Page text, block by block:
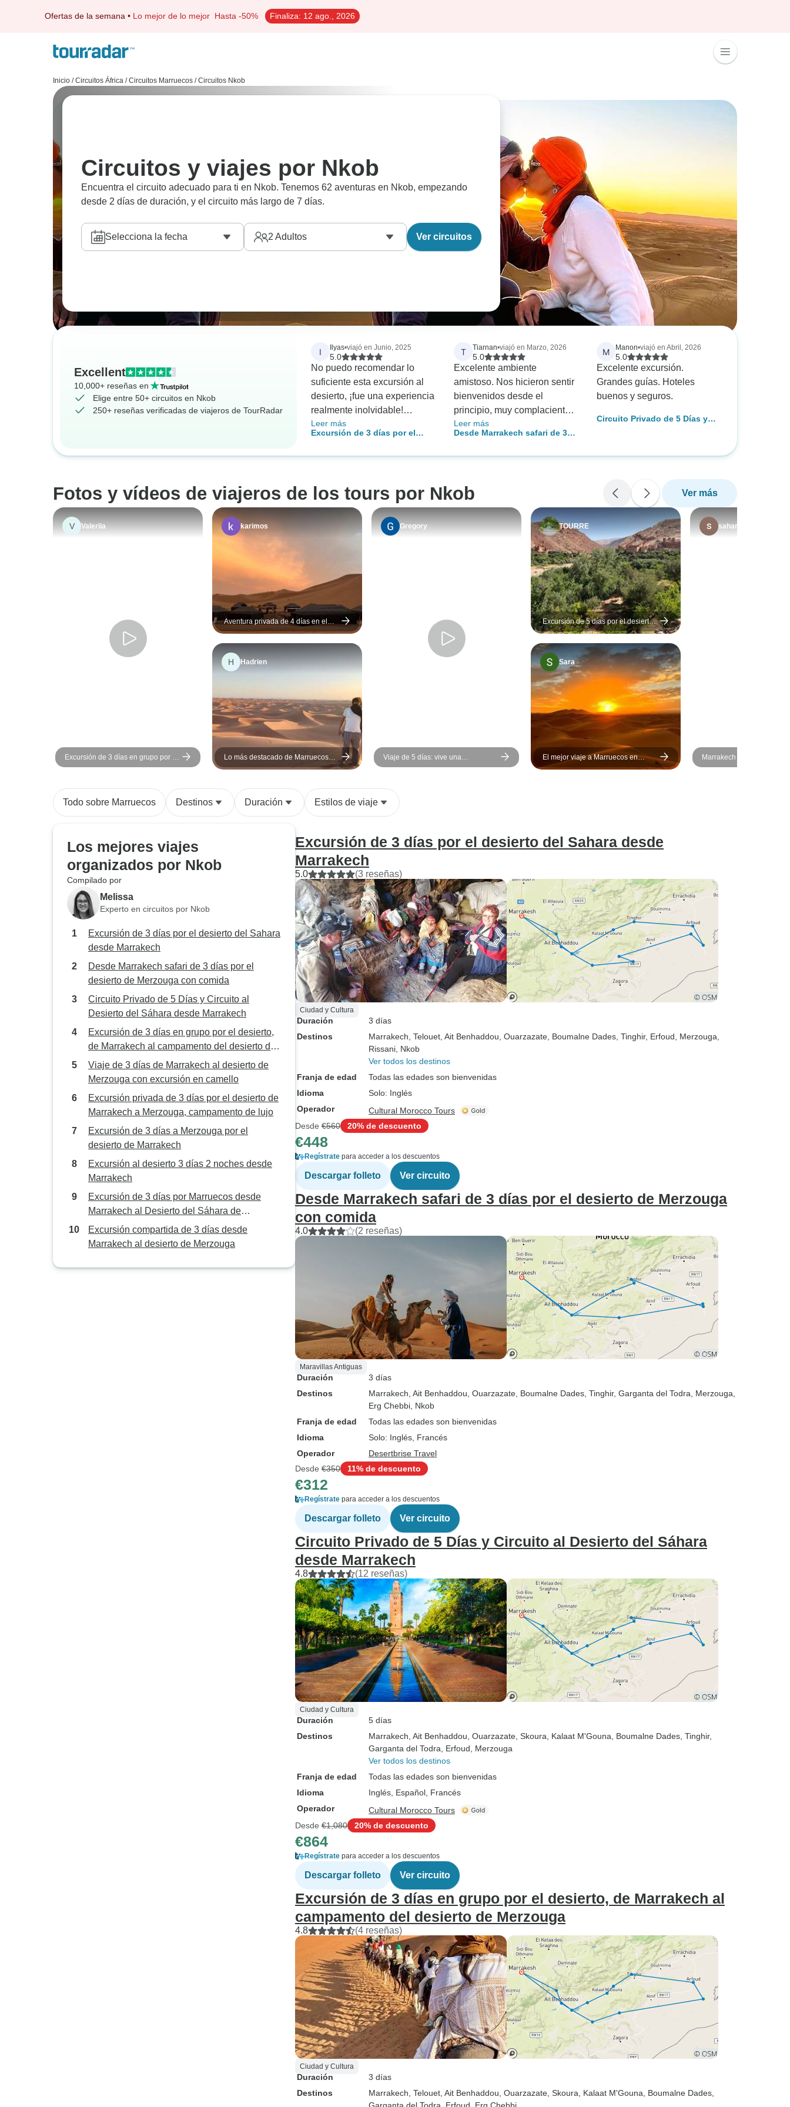
Ofertas de la semana • Lo mejor de lo mejor Hasta -50% Finaliza: 12 ago., 2026
Inicio / Circuitos África / Circuitos Marruecos / Circuitos Nkob
Circuitos y viajes por Nkob
Encuentra el circuito adecuado para ti en Nkob. Tenemos 62 aventuras en Nkob, empezando
desde 2 días de duración, y el circuito más largo de 7 días.
Selecciona la fecha 2 Adultos Ver circuitos
Excellent
10,000+ reseñas en
Elige entre 50+ circuitos en Nkob
250+ reseñas verificadas de viajeros de TourRadar
I Ilyas•viajó en Junio, 2025
5.0
No puedo recomendar lo
suficiente esta excursión al
desierto, ¡fue una experiencia
realmente inolvidable!
Yassine, nuestro guía, fue
excepcionalmente amable,
asegurarse de que todos los
aspectos del viaje superaran
nuestras expectativas. El
estuvo perfectamente
equilibrio perfecto de tiempo
para explorar, aprender y
sumergirnos de verdad en la
belleza de los paisajes del
desierto y las montañas. Si
Tours es la mejor opción...
Leer más
Excursión de 3 días por el
Marrakech
T Tiarnan•viajó en Marzo, 2026
5.0
Excelente ambiente
amistoso. Nos hicieron sentir
bienvenidos desde el
principio, muy complacientes
con nosotros a lo largo de los
días. Mostró puntos de vista
Leer más
Desde Marrakech safari de 3
Merzouga con comida
M Manon•viajó en Abril, 2026
5.0
Excelente excursión.
Grandes guías. Hoteles
buenos y seguros.
Circuito Privado de 5 Días y
Fotos y vídeos de viajeros de los tours por Nkob Ver más
V Valeriia
Excursión de 3 días en grupo por el
desierto, de Marrakech al
Merzouga
karimos
Aventura privada de 4 días en el
desierto: de Marrakech a las Dunas
de Merzouga
H Hadrien
Lo más destacado de Marruecos
Tour privado de 6 días
Gregory
Viaje de 5 días: vive una
experiencia divertida al aire libre en
TOURRE
Excursión de 5 días por el desierto -
montañas del Atlas y luego una
noche en Essaouira
Sara
El mejor viaje a Marruecos en
familia - 5 días
sahara
Marrakech a Merzouga y
Experiencia en el Desierto
Todo sobre Marruecos Destinos Duración Estilos de viaje
Los mejores viajes
organizados por Nkob
Compilado por
Melissa
Experto en circuitos por Nkob
Excursión de 3 días por el desierto del Sahara
desde Marrakech
Desde Marrakech safari de 3 días por el
desierto de Merzouga con comida
Circuito Privado de 5 Días y Circuito al
Desierto del Sáhara desde Marrakech
Excursión de 3 días en grupo por el desierto,
de Marrakech al campamento del desierto de
Merzouga
Viaje de 3 días de Marrakech al desierto de
Merzouga con excursión en camello
Excursión privada de 3 días por el desierto de
Marrakech a Merzouga, campamento de lujo
Excursión de 3 días a Merzouga por el
desierto de Marrakech
Excursión al desierto 3 días 2 noches desde
Marrakech
Excursión de 3 días por Marruecos desde
Marrakech al Desierto del Sáhara de
Merzouga y vuelta
Excursión compartida de 3 días desde
Marrakech al desierto de Merzouga
Excursión de 3 días por el desierto del Sahara desde
Marrakech
5.0 (3 reseñas)
Ciudad y Cultura
Duración
3 días
Destinos
Marrakech , Telouet , Ait Benhaddou , Ouarzazate , Boumalne Dades , Tinghir, Erfoud , Merzouga
Rissani , Nkob
Ver todos los destinos
Franja de edad
Todas las edades son bienvenidas
Idioma
Solo: Inglés
Operador
Cultural Morocco Tours
Desde €560 20% de descuento
€448
Regístrate para acceder a los descuentos
Descargar folleto Ver circuito
Desde Marrakech safari de 3 días por el desierto de Merzouga
con comida
4.0 (2 reseñas)
Maravillas Antiguas
Duración
3 días
Destinos
Marrakech , Ait Benhaddou , Ouarzazate , Boumalne Dades , Tinghir, Garganta del Todra , Merzouga
Erg Chebbi , Nkob
Franja de edad
Todas las edades son bienvenidas
Idioma
Solo: Inglés, Francés
Operador
Desertbrise Travel
Desde €350 11% de descuento
€312
Regístrate para acceder a los descuentos
Descargar folleto Ver circuito
Circuito Privado de 5 Días y Circuito al Desierto del Sáhara
desde Marrakech
4.8 (12 reseñas)
Ciudad y Cultura
Duración
5 días
Destinos
Marrakech , Ait Benhaddou , Ouarzazate , Skoura , Kalaat M'Gouna , Boumalne Dades , Tinghir,
Garganta del Todra , Erfoud , Merzouga
Ver todos los destinos
Franja de edad
Todas las edades son bienvenidas
Idioma
Inglés, Español, Francés
Operador
Cultural Morocco Tours
Desde €1,080 20% de descuento
€864
Regístrate para acceder a los descuentos
Descargar folleto Ver circuito
Excursión de 3 días en grupo por el desierto, de Marrakech al
campamento del desierto de Merzouga
4.8 (4 reseñas)
Ciudad y Cultura
Duración
3 días
Destinos
Marrakech , Telouet , Ait Benhaddou , Ouarzazate , Skoura , Kalaat M'Gouna , Boumalne Dades